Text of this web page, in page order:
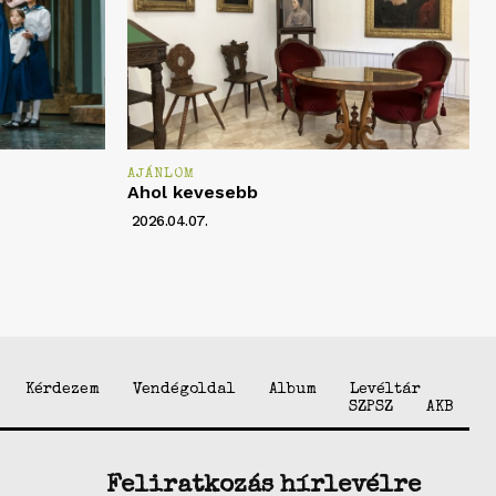
AJÁNLOM
Ahol kevesebb
2026.04.07.
Kérdezem Vendégoldal Album
Levéltár
SZPSZ
AKB
Feliratkozás hírlevélre